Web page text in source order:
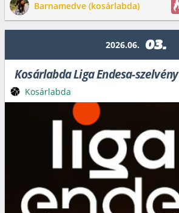
Barnamedve (kosárlabda)
2026.06. 03.
Kosárlabda Liga Endesa-szelvény
Kosárlabda